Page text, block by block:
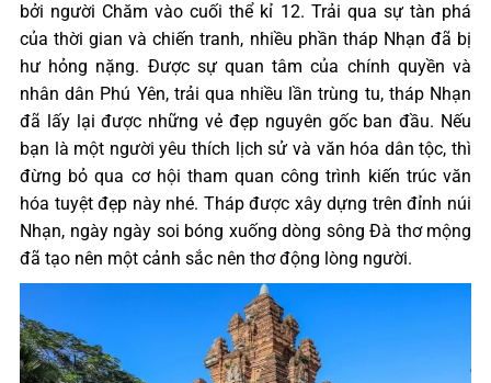
bởi người Chăm vào cuối thể kỉ 12. Trải qua sự tàn phá
của thời gian và chiến tranh, nhiều phần tháp Nhạn đã bị
hư hỏng nặng. Được sự quan tâm của chính quyền và
nhân dân Phú Yên, trải qua nhiều lần trùng tu, tháp Nhạn
đã lấy lại được những vẻ đẹp nguyên gốc ban đầu. Nếu
bạn là một người yêu thích lịch sử và văn hóa dân tộc, thì
đừng bỏ qua cơ hội tham quan công trình kiến trúc văn
hóa tuyệt đẹp này nhé. Tháp được xây dựng trên đỉnh núi
Nhạn, ngày ngày soi bóng xuống dòng sông Đà thơ mộng
đã tạo nên một cảnh sắc nên thơ động lòng người.